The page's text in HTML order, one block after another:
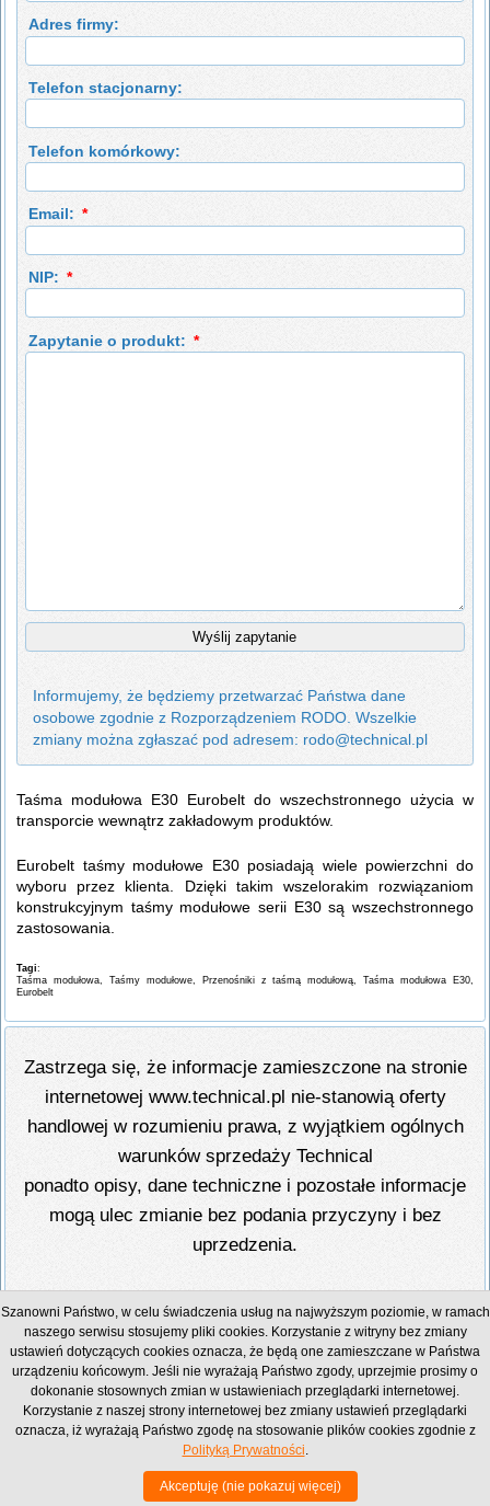
Adres firmy:
Telefon stacjonarny:
Telefon komórkowy:
Email: *
NIP: *
Zapytanie o produkt: *
Informujemy, że będziemy przetwarzać Państwa dane
osobowe zgodnie z Rozporządzeniem RODO. Wszelkie
zmiany można zgłaszać pod adresem: rodo@technical.pl
Taśma modułowa E30 Eurobelt do wszechstronnego użycia w
transporcie wewnątrz zakładowym produktów.
Eurobelt taśmy modułowe E30 posiadają wiele powierzchni do
wyboru przez klienta. Dzięki takim wszelorakim rozwiązaniom
konstrukcyjnym taśmy modułowe serii E30 są wszechstronnego
zastosowania.
Tagi:
Taśma modułowa, Taśmy modułowe, Przenośniki z taśmą modułową, Taśma modułowa E30,
Eurobelt
Zastrzega się, że informacje zamieszczone na stronie
internetowej www.technical.pl nie-stanowią oferty
handlowej w rozumieniu prawa, z wyjątkiem ogólnych
warunków sprzedaży Technical
ponadto opisy, dane techniczne i pozostałe informacje
mogą ulec zmianie bez podania przyczyny i bez
uprzedzenia.
Technical Grzegorz Tęgos
PL 62-600 Koło, ul. Toruńska 212
tel./fax + 48 63-261-62-57, fax + 48 63-261-62-58
NIP 666-137-75-84, REGON 310288700
Copyright © 1996 - 2026 Technical
Szanowni Państwo, w celu świadczenia usług na najwyższym poziomie, w ramach
naszego serwisu stosujemy pliki cookies. Korzystanie z witryny bez zmiany
ustawień dotyczących cookies oznacza, że będą one zamieszczane w Państwa
urządzeniu końcowym. Jeśli nie wyrażają Państwo zgody, uprzejmie prosimy o
dokonanie stosownych zmian w ustawieniach przeglądarki internetowej.
Korzystanie z naszej strony internetowej bez zmiany ustawień przeglądarki
oznacza, iż wyrażają Państwo zgodę na stosowanie plików cookies zgodnie z
Polityką Prywatności.
Akceptuję (nie pokazuj więcej)